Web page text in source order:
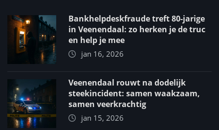
Bankhelpdeskfraude treft 80-jarige
in Veenendaal: zo herken je de truc
en help je mee
jan 16, 2026
Veenendaal rouwt na dodelijk
steekincident: samen waakzaam,
samen veerkrachtig
jan 15, 2026